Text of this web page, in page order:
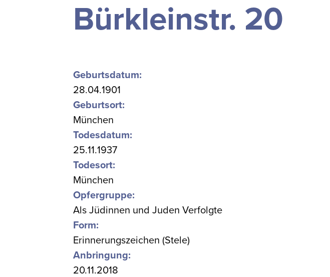
Bürkleinstr. 20
Geburtsdatum:
28.04.1901
Geburtsort:
München
Todesdatum:
25.11.1937
Todesort:
München
Opfergruppe:
Als Jüdinnen und Juden Verfolgte
Form:
Erinnerungszeichen (Stele)
Anbringung:
20.11.2018